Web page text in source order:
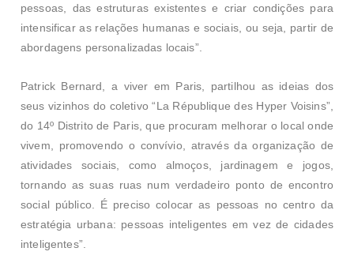
pessoas, das estruturas existentes e criar condições para
intensificar as relações humanas e sociais, ou seja, partir de
abordagens personalizadas locais”.
Patrick Bernard, a viver em Paris, partilhou as ideias dos
seus vizinhos do coletivo “La République des Hyper Voisins”,
do 14º Distrito de Paris, que procuram melhorar o local onde
vivem, promovendo o convívio, através da organização de
atividades sociais, como almoços, jardinagem e jogos,
tornando as suas ruas num verdadeiro ponto de encontro
social público. É preciso colocaras pessoas no centro da
estratégia urbana: pessoas inteligentes em vez de cidades
inteligentes”.